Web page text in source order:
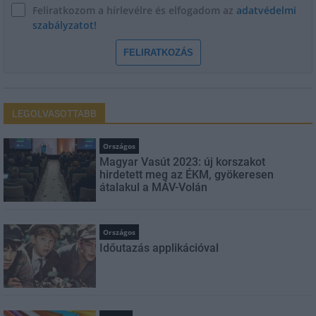
Feliratkozom a hírlevélre és elfogadom az adatvédelmi
szabályzatot!
FELIRATKOZÁS
LEGOLVASOTTABB
Országos
Magyar Vasút 2023: új korszakot
hirdetett meg az ÉKM, gyökeresen
átalakul a MÁV-Volán
Országos
Időutazás applikációval